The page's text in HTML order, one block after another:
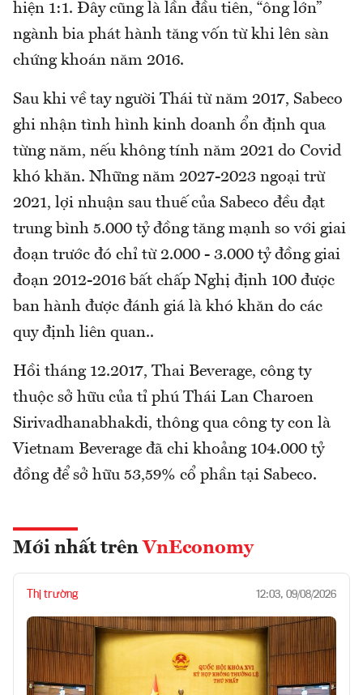
hiện 1:1. Đây cũng là lần đầu tiên, “ông lớn”
ngành bia phát hành tăng vốn từ khi lên sàn
chứng khoán năm 2016.
Sau khi về tay người Thái từ năm 2017, Sabeco
ghi nhận tình hình kinh doanh ổn định qua
từng năm, nếu không tính năm 2021 do Covid
khó khăn. Những năm 2027-2023 ngoại trừ
2021, lợi nhuận sau thuế của Sabeco đều đạt
trung bình 5.000 tỷ đồng tăng mạnh so với giai
đoạn trước đó chỉ từ 2.000 - 3.000 tỷ đồng giai
đoạn 2012-2016 bất chấp Nghị định 100 được
ban hành được đánh giá là khó khăn do các
quy định liên quan..
Hồi tháng 12.2017, Thai Beverage, công ty
thuộc sở hữu của tỉ phú Thái Lan Charoen
Sirivadhanabhakdi, thông qua công ty con là
Vietnam Beverage đã chi khoảng 104.000 tỷ
đồng để sở hữu 53,59% cổ phần tại Sabeco.
Mới nhất trên VnEconomy
Thị trường 12:03, 09/08/2026